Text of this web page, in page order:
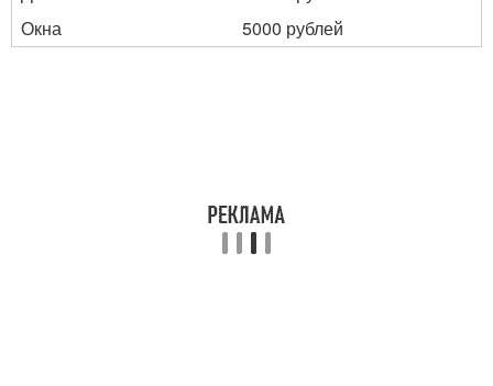
Окна
5000 рублей